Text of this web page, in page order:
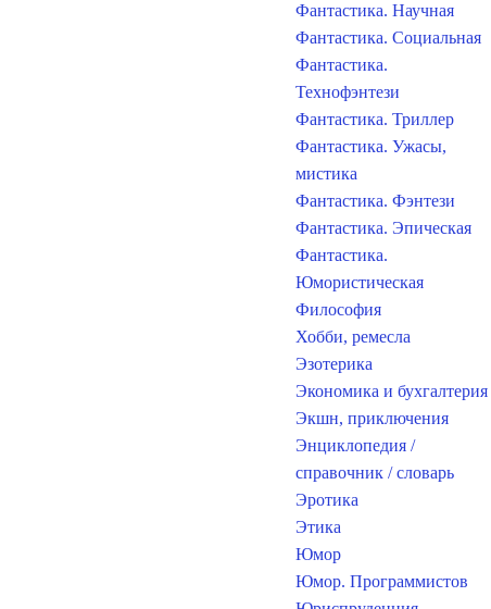
Фантастика. Научная
Фантастика. Социальная
Фантастика.
Технофэнтези
Фантастика. Триллер
Фантастика. Ужасы,
мистика
Фантастика. Фэнтези
Фантастика. Эпическая
Фантастика.
Юмористическая
Философия
Хобби, ремесла
Эзотерика
Экономика и бухгалтерия
Экшн, приключения
Энциклопедия /
справочник / словарь
Эротика
Этика
Юмор
Юмор. Программистов